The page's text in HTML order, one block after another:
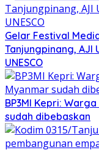
Gelar Festival
Tanjungpinang, AJI
UNESCO
BP3MI Kepri:
sudah dibebaskan